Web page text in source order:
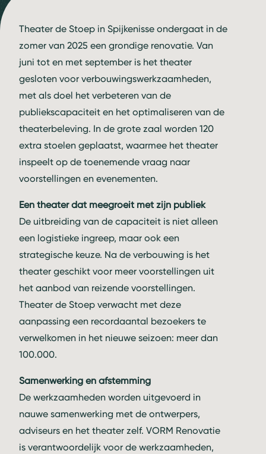
Theater de Stoep in Spijkenisse ondergaat in de
zomer van 2025 een grondige renovatie. Van
juni tot en met september is het theater
gesloten voor verbouwingswerkzaamheden,
met als doel het verbeteren van de
publiekscapaciteit en het optimaliseren van de
theaterbeleving. In de grote zaal worden 120
extra stoelen geplaatst, waarmee het theater
inspeelt op de toenemende vraag naar
voorstellingen en evenementen.
Een theater dat meegroeit met zijn publiek
De uitbreiding van de capaciteit is niet alleen
een logistieke ingreep, maar ook een
strategische keuze. Na de verbouwing is het
theater geschikt voor meer voorstellingen uit
het aanbod van reizende voorstellingen.
Theater de Stoep verwacht met deze
aanpassing een recordaantal bezoekers te
verwelkomen in het nieuwe seizoen: meer dan
100.000.
Samenwerking en afstemming
De werkzaamheden worden uitgevoerd in
nauwe samenwerking met de ontwerpers,
adviseurs en het theater zelf. VORM Renovatie
is verantwoordelijk voor de werkzaamheden,